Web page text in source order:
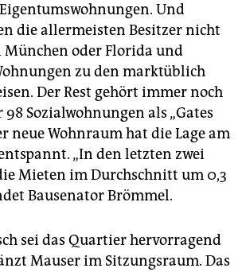
Und
die allermeisten Besitzer nicht
oder Florida und
zu den marktüblich
Der Rest gehört immer noch
Sozial­wohnungen als „Gates
neue Wohnraum hat die Lage am
„In den letzten zwei
Mieten im Durchschnitt um 0,3
Bausenator Brömmel.
sei das Quartier hervorragend
Mauser im Sitzungsraum. Das